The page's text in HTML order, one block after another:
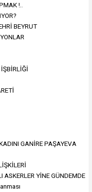
!..
BEYRUT
GANİRE PAŞAYEVA
ASKERLER YİNE GÜNDEMDE